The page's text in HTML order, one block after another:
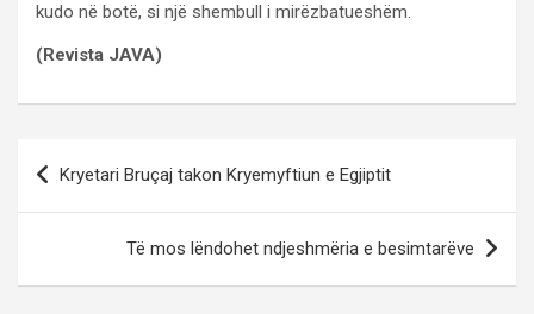
kudo në botë, si një shembull i mirëzbatueshëm.
(Revista JAVA)
Post
navigation
Kryetari Bruçaj takon Kryemyftiun e Egjiptit
Të mos lëndohet ndjeshmëria e besimtarëve